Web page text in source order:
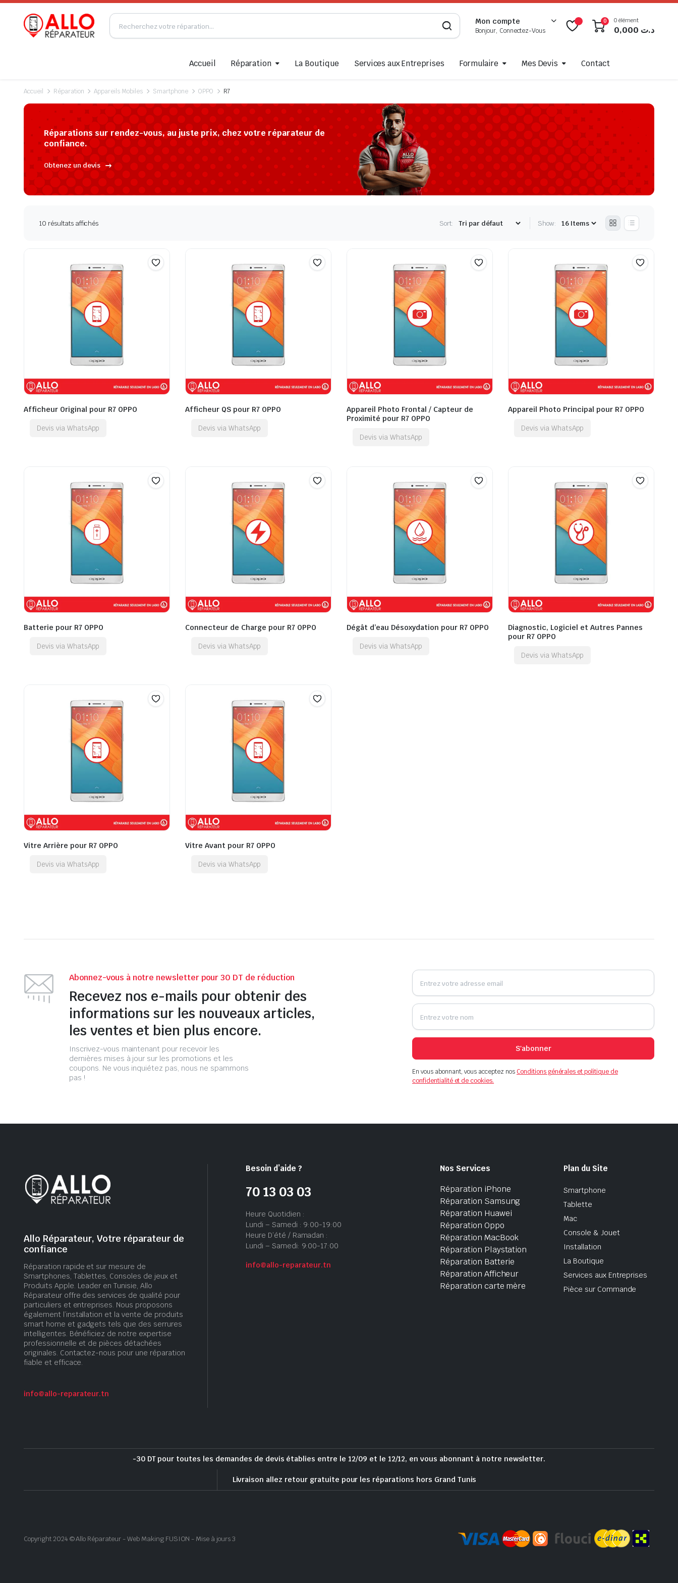
Mon compte
Bonjour, Connectez-Vous
0 0 élément
د.ت
Accueil Réparation La Boutique Services aux Entreprises Formulaire Mes Devis Contact
Accueil Réparation Appareils Mobiles Smartphone OPPO R7
Réparations sur rendez-vous, au juste prix, chez votre réparateur de
confiance.
Obtenez un devis
10 résultats affichés Sort: Show:
Afficheur Original pour R7 OPPO
Devis via WhatsApp
Afficheur QS pour R7 OPPO
Devis via WhatsApp
Appareil Photo Frontal / Capteur de
Proximité pour R7 OPPO
Devis via WhatsApp
Appareil Photo Principal pour R7 OPPO
Devis via WhatsApp
Batterie pour R7 OPPO
Devis via WhatsApp
Connecteur de Charge pour R7 OPPO
Devis via WhatsApp
Dégât d’eau Désoxydation pour R7 OPPO
Devis via WhatsApp
Diagnostic, Logiciel et Autres Pannes
pour R7 OPPO
Devis via WhatsApp
Vitre Arrière pour R7 OPPO
Devis via WhatsApp
Vitre Avant pour R7 OPPO
Devis via WhatsApp
Abonnez-vous à notre newsletter pour 30 DT de réduction
Recevez nos e-mails pour obtenir des
informations sur les nouveaux articles,
les ventes et bien plus encore.
Inscrivez-vous maintenant pour recevoir les
dernières mises à jour sur les promotions et les
coupons. Ne vous inquiétez pas, nous ne spammons
pas !
S'abonner
En vous abonnant, vous acceptez nosConditions générales et politique de
confidentialité et de cookies.
Allo Réparateur, Votre réparateur de
confiance
Réparation rapide et sur mesure de
Smartphones, Tablettes, Consoles de jeux et
Produits Apple. Leader en Tunisie, Allo
Réparateur offre des services de qualité pour
particuliers et entreprises. Nous proposons
également l’installation et la vente de produits
smart home et gadgets tels que des serrures
intelligentes. Bénéficiez de notre expertise
professionnelle et de pièces détachées
originales. Contactez-nous pour une réparation
fiable et efficace.
info@allo-reparateur.tn
Besoin d’aide ?
70 13 03 03
Heure Quotidien :
Lundi – Samedi : 9:00-19:00
Heure D’été / Ramadan :
Lundi – Samedi: 9:00-17:00
info@allo-reparateur.tn
Nos Services
Réparation iPhone
Réparation Samsung
Réparation Huawei
Réparation Oppo
Réparation MacBook
Réparation Playstation
Réparation Batterie
Réparation Afficheur
Réparation carte mère
Plan du Site
Smartphone
Tablette
Mac
Console & Jouet
Installation
La Boutique
Services aux Entreprises
Pièce sur Commande
-30 DT pour toutes les demandes de devis établies entre le 12/09 et le 12/12, en vous abonnant à notre newsletter.
Livraison allez retour gratuite pour les réparations hors Grand Tunis
Copyright 2024 © Allo Réparateur - Web Making FUSION - Mise à jours 3